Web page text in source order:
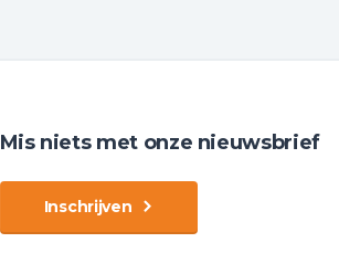
Mis niets met onze nieuwsbrief
Inschrijven